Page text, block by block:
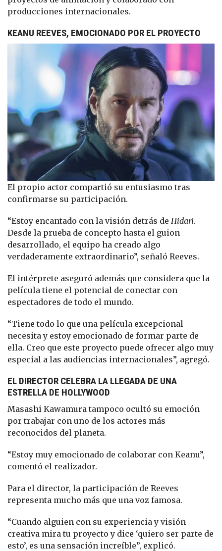
producciones internacionales.
KEANU REEVES, EMOCIONADO POR EL PROYECTO
El propio actor compartió su entusiasmo tras
confirmarse su participación.
“Estoy encantado con la visión detrás de Hidari.
Desde la prueba de concepto hasta el guion
desarrollado, el equipo ha creado algo
verdaderamente extraordinario”, señaló Reeves.
El intérprete aseguró además que considera que la
película tiene el potencial de conectar con
espectadores de todo el mundo.
“Tiene todo lo que una película excepcional
necesita y estoy emocionado de formar parte de
ella. Creo que este proyecto puede ofrecer algo muy
especial a las audiencias internacionales”, agregó.
EL DIRECTOR CELEBRA LA LLEGADA DE UNA
ESTRELLA DE HOLLYWOOD
Masashi Kawamura tampoco ocultó su emoción
por trabajar con uno de los actores más
reconocidos del planeta.
“Estoy muy emocionado de colaborar con Keanu”,
comentó el realizador.
Para el director, la participación de Reeves
representa mucho más que una voz famosa.
“Cuando alguien con su experiencia y visión
creativa mira tu proyecto y dice ‘quiero ser parte de
esto’, es una sensación increíble”, explicó.